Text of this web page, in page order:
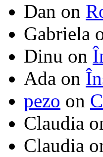
Dan on
Gabriela
Dinu on
Ada on
pezo on
Claudia
Claudia